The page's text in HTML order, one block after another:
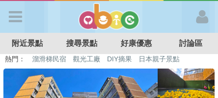
APP登入
首 頁
附近景點 搜尋景點 好康優惠 討論區
熱門： 特色遊戲場 親子住房優惠 台北親子餐廳
溫泉泡湯SPA
溜滑梯民宿
觀光工廠 DIY摘果 日本親子景點